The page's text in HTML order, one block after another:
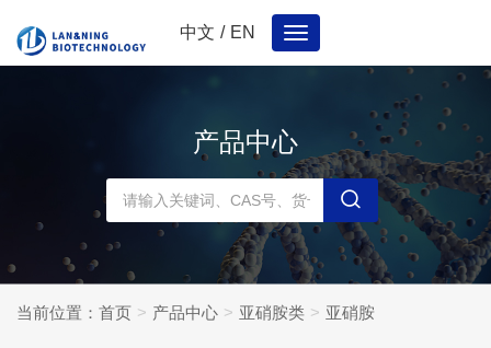
中文 / EN
Toggle
navigation
产品中心
当前位置： 首页 产品中心 亚硝胺类 亚硝胺